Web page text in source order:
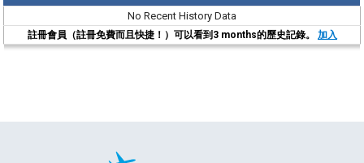
No Recent History Data
註冊會員（註冊免費而且快捷！）可以看到3 months的歷史記錄。 加入